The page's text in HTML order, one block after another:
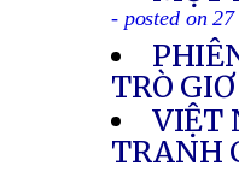
- posted on
TRÒ
VIỆT
TRANH